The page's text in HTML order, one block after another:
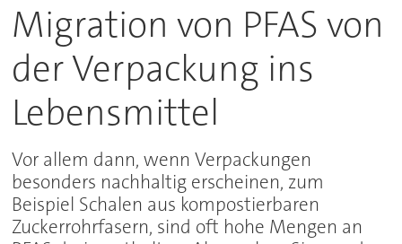
Migration von PFAS von
der Verpackung ins
Lebensmittel
Vor allem dann, wenn Verpackungen
besonders nachhaltig erscheinen, zum
Beispiel Schalen aus kompostierbaren
Zuckerrohrfasern, sind oft hohe Mengen an